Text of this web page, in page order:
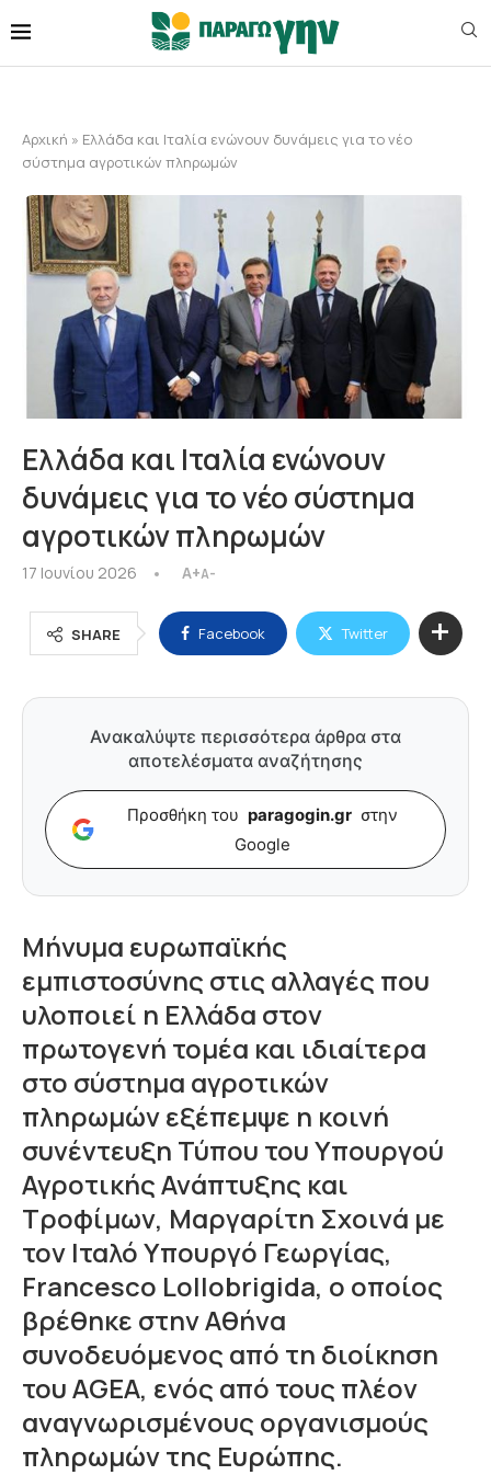
Αρχική » Ελλάδα και Ιταλία ενώνουν δυνάμεις για το νέο
σύστημα αγροτικών πληρωμών
Ελλάδα και Ιταλία ενώνουν
δυνάμεις για το νέο σύστημα
αγροτικών πληρωμών
17 Ιουνίου 2026 A+A-
SHARE Facebook Twitter
Ανακαλύψτε περισσότερα άρθρα στα
αποτελέσματα αναζήτησης
Προσθήκη του paragogin.gr στην
Google
Μήνυμα ευρωπαϊκής
εμπιστοσύνης στις αλλαγές που
υλοποιεί η Ελλάδα στον
πρωτογενή τομέα και ιδιαίτερα
στο σύστημα αγροτικών
πληρωμών εξέπεμψε η κοινή
συνέντευξη Τύπου του Υπουργού
Αγροτικής Ανάπτυξης και
Τροφίμων, Μαργαρίτη Σχοινά με
τον Ιταλό Υπουργό Γεωργίας,
Francesco Lollobrigida, ο οποίος
βρέθηκε στην Αθήνα
συνοδευόμενος από τη διοίκηση
του AGEA, ενός από τους πλέον
αναγνωρισμένους οργανισμούς
πληρωμών της Ευρώπης.